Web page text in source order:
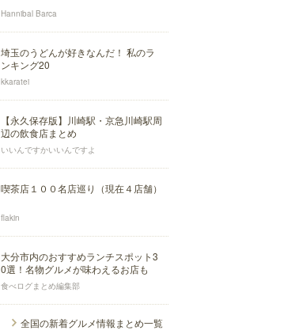
Hannibal Barca
埼玉のうどんが好きなんだ！ 私のラ
ンキング20
kkaratei
【永久保存版】川崎駅・京急川崎駅周
辺の飲食店まとめ
いいんですかいいんですよ
喫茶店１００名店巡り（現在４店舗）
flakin
大分市内のおすすめランチスポット3
0選！名物グルメが味わえるお店も
食べログまとめ編集部
全国の新着グルメ情報まとめ一覧